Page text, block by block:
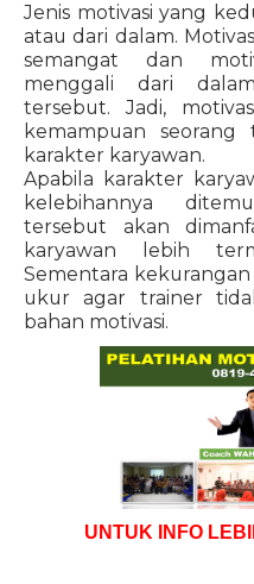
Jenis motivasi yang
atau dari dalam.
semangat dan
menggali dari
tersebut. Jadi,
kemampuan
karakter karyawan.
Apabila karakter
kelebihannya
tersebut akan
karyawan lebih
Sementara
ukur agar trainer
bahan motivasi.
UNTUK INFO